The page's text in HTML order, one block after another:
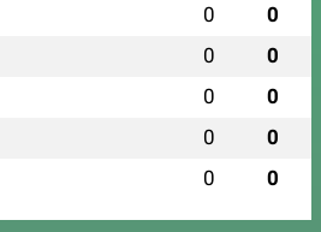
0 0
0 0
0 0
0 0
0 0